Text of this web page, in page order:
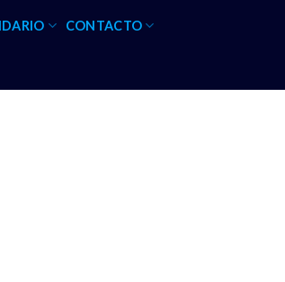
CONTACTO